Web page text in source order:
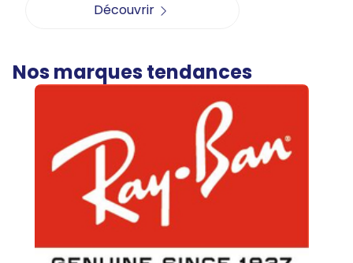
Découvrir
Nos marques tendances